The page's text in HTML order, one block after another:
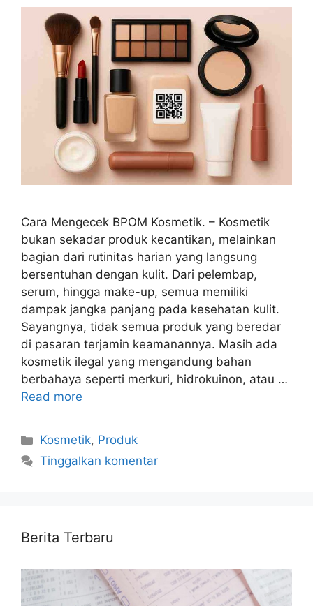
Cara Mengecek BPOM Kosmetik. – Kosmetik
bukan sekadar produk kecantikan, melainkan
bagian dari rutinitas harian yang langsung
bersentuhan dengan kulit. Dari pelembap,
serum, hingga make-up, semua memiliki
dampak jangka panjang pada kesehatan kulit.
Sayangnya, tidak semua produk yang beredar
di pasaran terjamin keamanannya. Masih ada
kosmetik ilegal yang mengandung bahan
berbahaya seperti merkuri, hidrokuinon, atau …
Read more
Kategori
Kosmetik, Produk
Tinggalkan komentar
Berita Terbaru